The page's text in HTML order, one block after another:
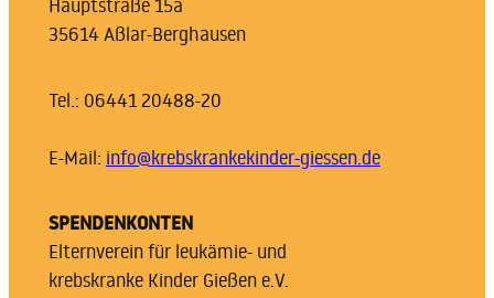
Hauptstraße 15a
35614 Aßlar-Berghausen
Tel.: 06441 20488-20
E-Mail: info@krebskrankekinder-giessen.de
SPENDENKONTEN
Elternverein für leukämie- und
krebskranke Kinder Gießen e.V.